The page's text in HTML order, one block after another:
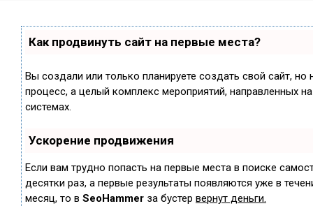
Как продвинуть сайт на первые места?
Вы создали или только планируете создать свой сайт,
процесс, а целый комплекс мероприятий, направленных
системах.
Ускорение продвижения
Если вам трудно попасть на первые места в поиске
десятки раз, а первые результаты появляются уже в
месяц, то в SeoHammer за бустер вернут деньги.